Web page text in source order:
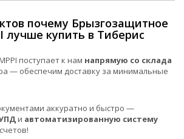
почему Брызгозащитное
лучше купить в Тиберис
поступает к нам напрямую со склада
— обеспечим доставку за минимальные
аккуратно и быстро —
и автоматизированную систему